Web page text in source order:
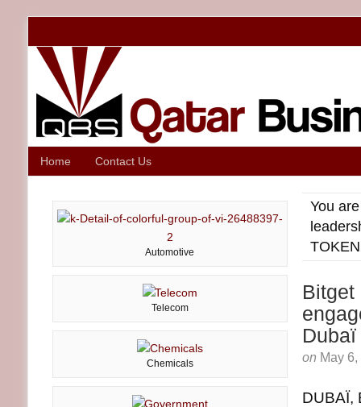
Home Contact Us
You
Bitget
Dubaï
on May
DUBAÏ,
Automotive
Telecom
Chemicals